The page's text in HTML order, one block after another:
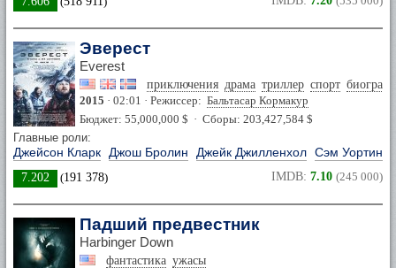
Эверест
Everest
приключения драма триллер спорт
2015 · 02:01 · Режиссер: Бальтасар Кормакур
Бюджет: 55,000,000 $ · Сборы: 203,427,584 $
Главные роли:
Джейсон Кларк Джош Бролин Джейк Джилленхол Сэм
7.202 (191 378) IMDB: 7.10 (245 000)
Падший предвестник
Harbinger Down
фантастика ужасы